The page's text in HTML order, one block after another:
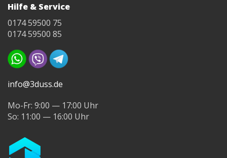
Hilfe & Service
0174 59500 75
0174 59500 85
info@3duss.de
Mo-Fr: 9:00 — 17:00 Uhr
So: 11:00 — 16:00 Uhr